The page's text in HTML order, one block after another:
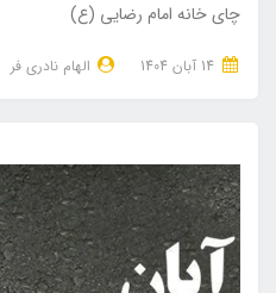
چای خانه امام رضایی (ع)
الهام نادری فر